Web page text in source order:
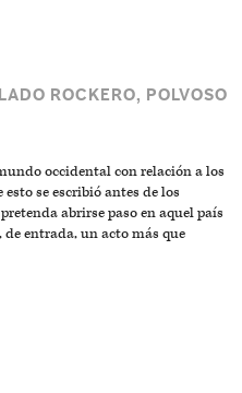
ROCKERO, POLVOSO
occidental con relación a los
se escribió antes de los
abrirse paso en aquel país
entrada, un acto más que